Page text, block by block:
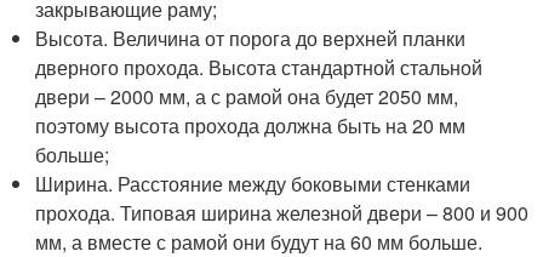
закрывающие раму;
Высота. Величина от порога до верхней планки
дверного прохода. Высота стандартной стальной
двери – 2000 мм, а с рамой она будет 2050 мм,
поэтому высота прохода должна быть на 20 мм
больше;
Ширина. Расстояние между боковыми стенками
прохода. Типовая ширина железной двери – 800 и 900
мм, а вместе с рамой они будут на 60 мм больше.